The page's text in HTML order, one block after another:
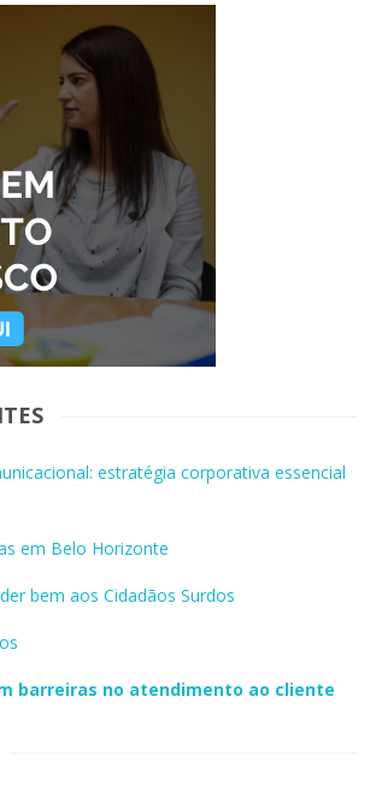
estratégia corporativa essencial
em Belo Horizonte
bem aos Cidadãos Surdos
barreiras no atendimento ao cliente